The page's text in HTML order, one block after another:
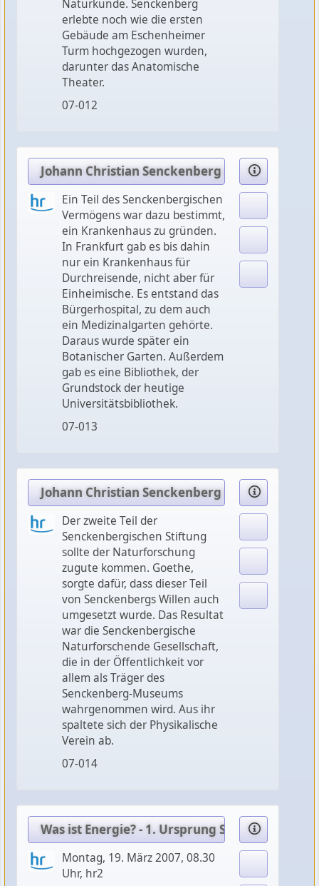
Naturkunde. Senckenberg
erlebte noch wie die ersten
Gebäude am Eschenheimer
Turm hochgezogen wurden,
darunter das Anatomische
Theater.
07-012
Johann Christian Senckenberg (2): Die
Ein Teil des Senckenbergischen
Vermögens war dazu bestimmt,
ein Krankenhaus zu gründen.
In Frankfurt gab es bis dahin
nur ein Krankenhaus für
Durchreisende, nicht aber für
Einheimische. Es entstand das
Bürgerhospital, zu dem auch
ein Medizinalgarten gehörte.
Daraus wurde später ein
Botanischer Garten. Außerdem
gab es eine Bibliothek, der
Grundstock der heutige
Universitätsbibliothek.
07-013
Johann Christian Senckenberg (3): Die Vielfalt
Der zweite Teil der
Senckenbergischen Stiftung
sollte der Naturforschung
zugute kommen. Goethe,
sorgte dafür, dass dieser Teil
von Senckenbergs Willen auch
umgesetzt wurde. Das Resultat
war die Senckenbergische
Naturforschende Gesellschaft,
die in der Öffentlichkeit vor
allem als Träger des
Senckenberg-Museums
wahrgenommen wird. Aus ihr
spaltete sich der Physikalische
Verein ab.
07-014
Was ist Energie? - 1. Ursprung Sonne
Montag, 19. März 2007, 08.30
Uhr, hr2